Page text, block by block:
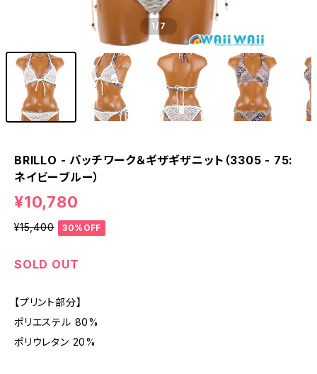
1/7
BRILLO - パッチワーク＆ギザギザニット（3305 - 75:
ネイビーブルー）
¥10,780
¥15,400 30%OFF
SOLD OUT
【プリント部分】
ポリエステル 80%
ポリウレタン 20%